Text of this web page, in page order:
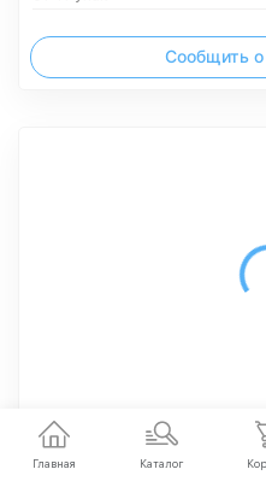
Сообщить о
Нет в наличии
Вода питьевая горная
Главная Каталог